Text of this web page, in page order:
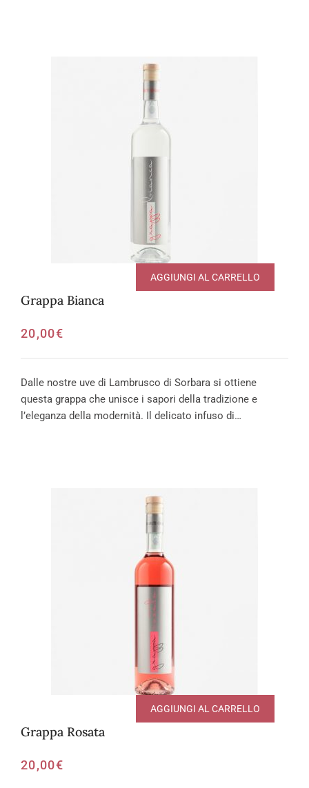
Grappa Bianca
20,00€
AGGIUNGI AL CARRELLO
Dalle nostre uve di Lambrusco di Sorbara si ottiene
questa grappa che unisce i sapori della tradizione e
l’eleganza della modernità. Il delicato infuso di…
Grappa Rosata
20,00€
AGGIUNGI AL CARRELLO